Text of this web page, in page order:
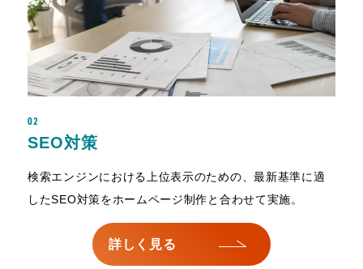
02
SEO対策
検索エンジンにおける上位表示のための、最新基準に適
したSEO対策をホームページ制作と合わせて実施。
詳しく見る